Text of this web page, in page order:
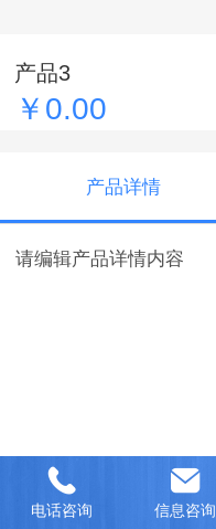
产品3
￥0.00
产品详情
请编辑产品详情内容
电话咨询 信息咨询